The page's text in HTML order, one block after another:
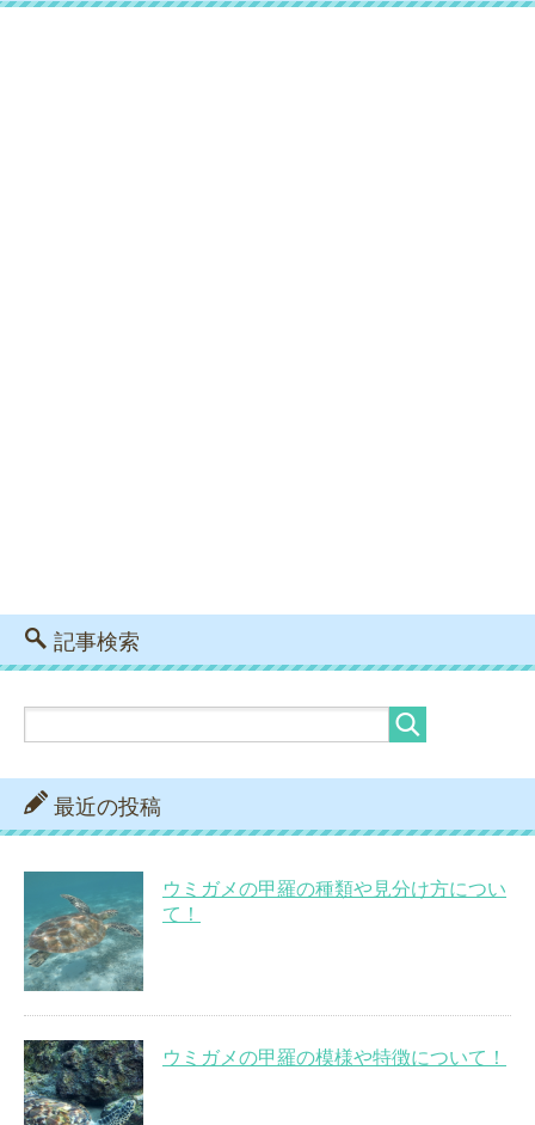
記事検索
最近の投稿
ウミガメの甲羅の種類や見分け方につい
て！
ウミガメの甲羅の模様や特徴について！